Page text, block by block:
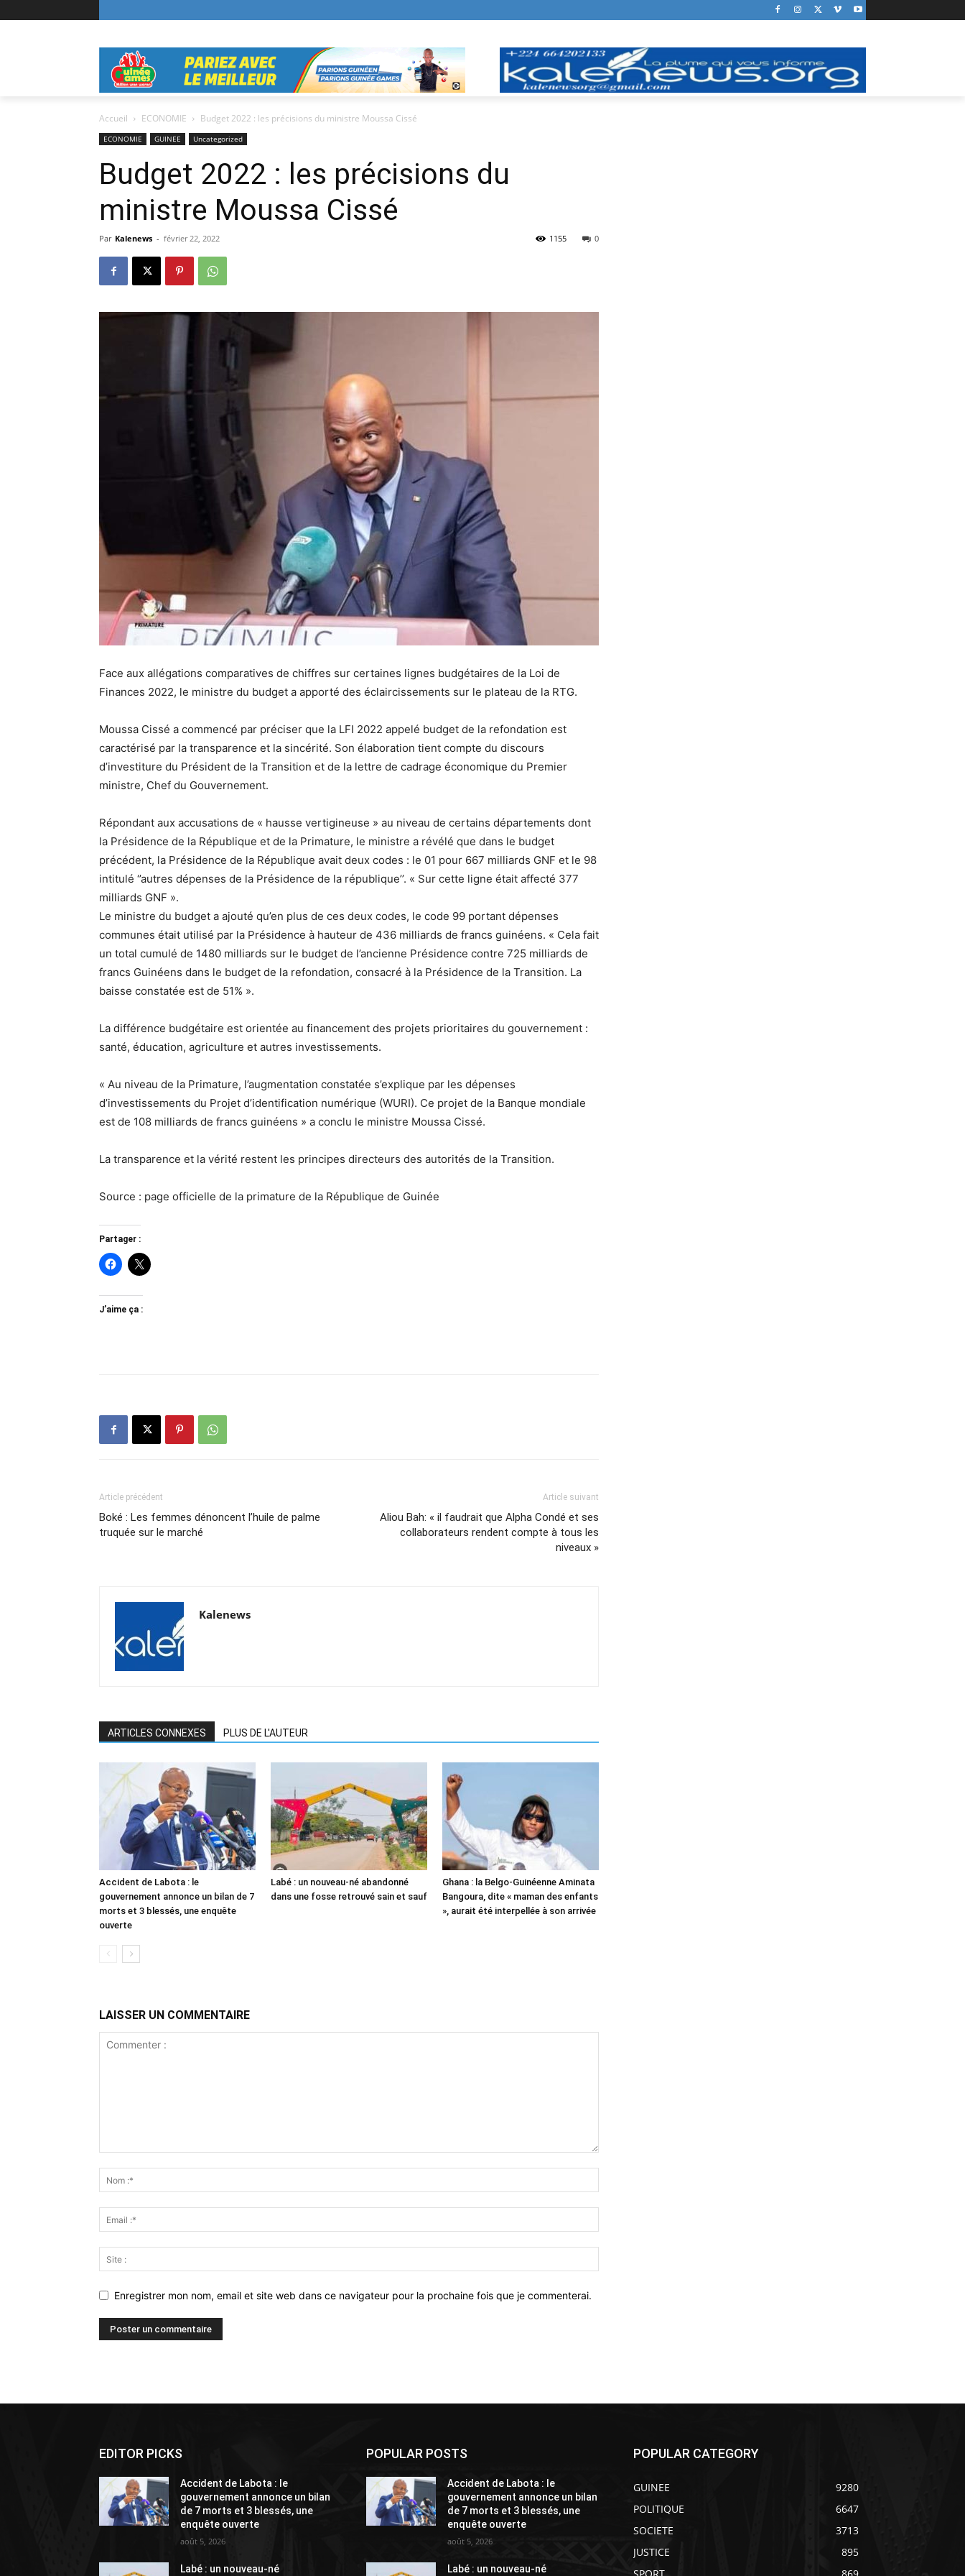
Accueil ECONOMIE Budget 2022 : les précisions du ministre Moussa Cissé
ECONOMIE GUINEE Uncategorized
Budget 2022 : les précisions du
ministre Moussa Cissé
Par Kalenews - février 22, 2022 0
1155
Face aux allégations comparatives de chiffres sur certaines lignes budgétaires de la Loi de
Finances 2022, le ministre du budget a apporté des éclaircissements sur le plateau de la RTG.
Moussa Cissé a commencé par préciser que la LFI 2022 appelé budget de la refondation est
caractérisé par la transparence et la sincérité. Son élaboration tient compte du discours
d’investiture du Président de la Transition et de la lettre de cadrage économique du Premier
ministre, Chef du Gouvernement.
Répondant aux accusations de « hausse vertigineuse » au niveau de certains départements dont
la Présidence de la République et de la Primature, le ministre a révélé que dans le budget
précédent, la Présidence de la République avait deux codes : le 01 pour 667 milliards GNF et le 98
intitulé ‘’autres dépenses de la Présidence de la république’’. « Sur cette ligne était affecté 377
milliards GNF ».
Le ministre du budget a ajouté qu’en plus de ces deux codes, le code 99 portant dépenses
communes était utilisé par la Présidence à hauteur de 436 milliards de francs guinéens. « Cela fait
un total cumulé de 1480 milliards sur le budget de l’ancienne Présidence contre 725 milliards de
francs Guinéens dans le budget de la refondation, consacré à la Présidence de la Transition. La
baisse constatée est de 51% ».
La différence budgétaire est orientée au financement des projets prioritaires du gouvernement :
santé, éducation, agriculture et autres investissements.
« Au niveau de la Primature, l’augmentation constatée s’explique par les dépenses
d’investissements du Projet d’identification numérique (WURI). Ce projet de la Banque mondiale
est de 108 milliards de francs guinéens » a conclu le ministre Moussa Cissé.
La transparence et la vérité restent les principes directeurs des autorités de la Transition.
Source : page officielle de la primature de la République de Guinée
Partager :
J’aime ça :
Article précédent
Boké : Les femmes dénoncent l’huile de palme
truquée sur le marché
Article suivant
Aliou Bah: « il faudrait que Alpha Condé et ses
collaborateurs rendent compte à tous les
niveaux »
Kalenews
ARTICLES CONNEXES PLUS DE L'AUTEUR
Accident de Labota : le
gouvernement annonce un bilan de 7
morts et 3 blessés, une enquête
ouverte
Labé : un nouveau-né abandonné
dans une fosse retrouvé sain et sauf
Ghana : la Belgo-Guinéenne Aminata
Bangoura, dite « maman des enfants
», aurait été interpellée à son arrivée
LAISSER UN COMMENTAIRE
Enregistrer mon nom, email et site web dans ce navigateur pour la prochaine fois que je commenterai.
EDITOR PICKS
Accident de Labota : le
gouvernement annonce un bilan
de 7 morts et 3 blessés, une
enquête ouverte
août 5, 2026
Labé : un nouveau-né
POPULAR POSTS
Accident de Labota : le
gouvernement annonce un bilan
de 7 morts et 3 blessés, une
enquête ouverte
août 5, 2026
Labé : un nouveau-né
POPULAR CATEGORY
GUINEE
9280
POLITIQUE
6647
SOCIETE
3713
JUSTICE
895